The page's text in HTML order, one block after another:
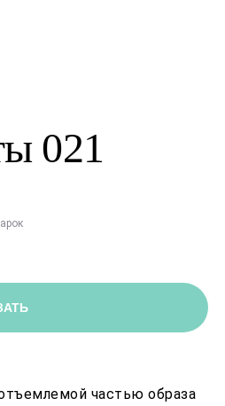
021
частью образа